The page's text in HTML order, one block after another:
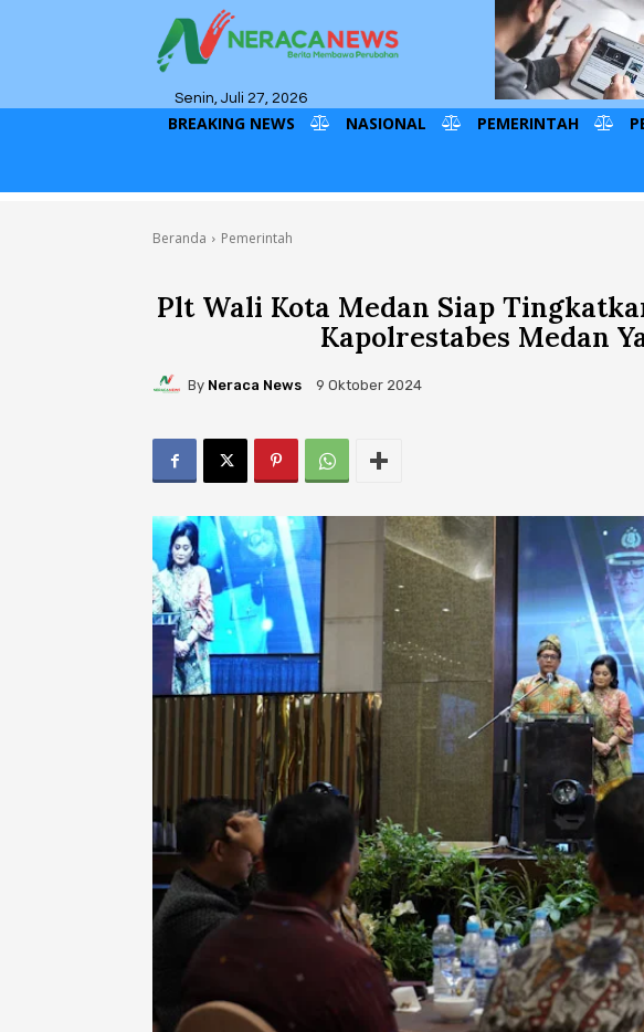
Senin, Juli 27, 2026
BREAKING NEWS NASIONAL PEMERINTAH
Beranda Pemerintah
Plt Wali Kota Medan Siap
Kapolrestabes Medan
By Neraca News 9 Oktober 2024